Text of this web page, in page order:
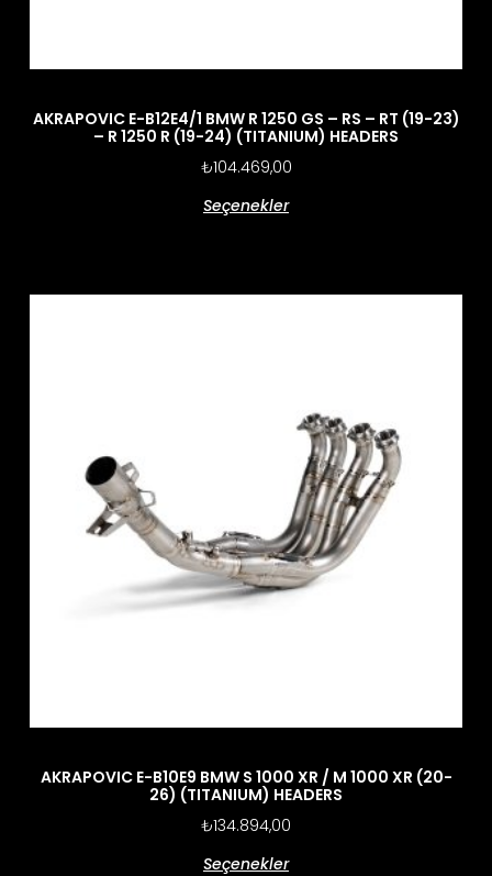
AKRAPOVIC E-B12E4/1 BMW R 1250 GS – RS – RT (19-23)
– R 1250 R (19-24) (TITANIUM) HEADERS
₺104.469,00
Seçenekler
AKRAPOVIC E-B10E9 BMW S 1000 XR / M 1000 XR (20-
26) (TITANIUM) HEADERS
₺134.894,00
Seçenekler